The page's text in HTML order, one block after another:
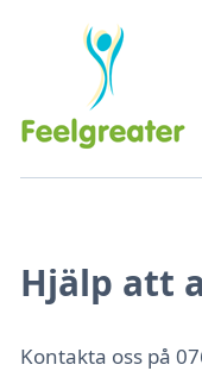
Hjälp att
Kontakta oss på